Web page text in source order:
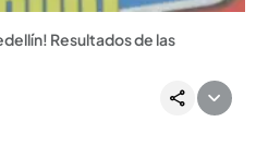
Resultados de las
y por más de 20 chances.